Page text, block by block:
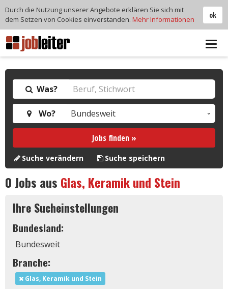
Was?
Wo?
Jobs finden »
Suche verändern Suche speichern
0Jobs aus Glas, Keramik und Stein
Ihre Sucheinstellungen
Bundesland:
Bundesweit
Branche:
Glas, Keramik und Stein
ok
Durch die Nutzung unserer Angebote erklären Sie sich mit
dem Setzen von Cookies einverstanden. Mehr Informationen